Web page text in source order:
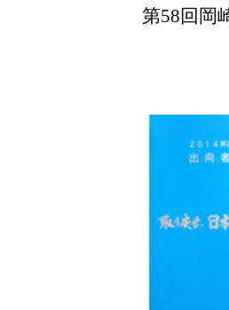
第58回岡